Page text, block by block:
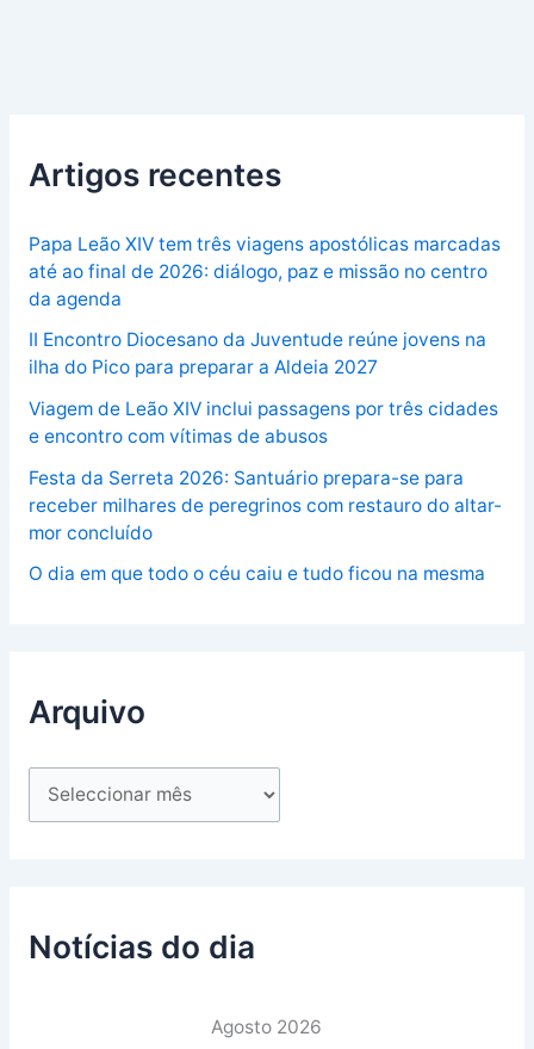
Artigos recentes
Papa Leão XIV tem três viagens apostólicas marcadas
até ao final de 2026: diálogo, paz e missão no centro
da agenda
II Encontro Diocesano da Juventude reúne jovens na
ilha do Pico para preparar a Aldeia 2027
Viagem de Leão XIV inclui passagens por três cidades
e encontro com vítimas de abusos
Festa da Serreta 2026: Santuário prepara-se para
receber milhares de peregrinos com restauro do altar-
mor concluído
O dia em que todo o céu caiu e tudo ficou na mesma
Arquivo
Notícias do dia
Agosto 2026